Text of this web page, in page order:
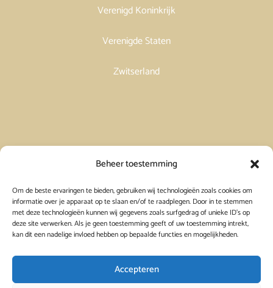
Beheer toestemming
Om de beste ervaringen te bieden, gebruiken wij technologieën zoals cookies om
informatie over je apparaat op te slaan en/of te raadplegen. Door in te stemmen
met deze technologieën kunnen wij gegevens zoals surfgedrag of unieke ID's op
deze site verwerken. Als je geen toestemming geeft of uw toestemming intrekt,
kan dit een nadelige invloed hebben op bepaalde functies en mogelijkheden.
Accepteren
Verenigd Koninkrijk
Verenigde Staten
Zwitserland
Vakantiehuis in Frankrijk huren
Vakantiehuis in Griekenland huren